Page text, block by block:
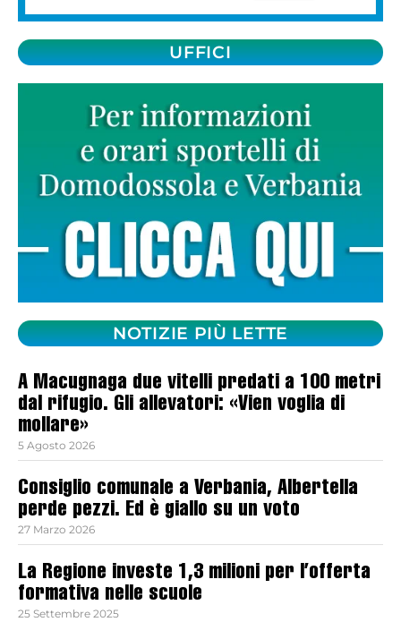
UFFICI
NOTIZIE PIÙ LETTE
A Macugnaga due vitelli predati a 100 metri
dal rifugio. Gli allevatori: «Vien voglia di
mollare»
5 Agosto 2026
Consiglio comunale a Verbania, Albertella
perde pezzi. Ed è giallo su un voto
27 Marzo 2026
La Regione investe 1,3 milioni per l’offerta
formativa nelle scuole
25 Settembre 2025